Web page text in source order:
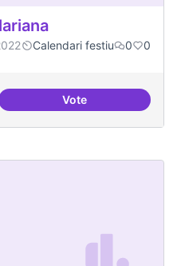
Calendari festiu 0 0
VoteAniversari de Can